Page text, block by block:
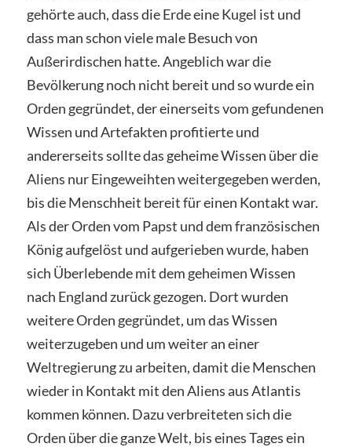
gehörte auch, dass die Erde eine Kugel ist und
dass man schon viele male Besuch von
Außerirdischen hatte. Angeblich war die
Bevölkerung noch nicht bereit und so wurde ein
Orden gegründet, der einerseits vom gefundenen
Wissen und Artefakten profitierte und
andererseits sollte das geheime Wissen über die
Aliens nur Eingeweihten weitergegeben werden,
bis die Menschheit bereit für einen Kontakt war.
Als der Orden vom Papst und dem französischen
König aufgelöst und aufgerieben wurde, haben
sich Überlebende mit dem geheimen Wissen
nach England zurück gezogen. Dort wurden
weitere Orden gegründet, um das Wissen
weiterzugeben und um weiter an einer
Weltregierung zu arbeiten, damit die Menschen
wieder in Kontakt mit den Aliens aus Atlantis
kommen können. Dazu verbreiteten sich die
Orden über die ganze Welt, bis eines Tages ein